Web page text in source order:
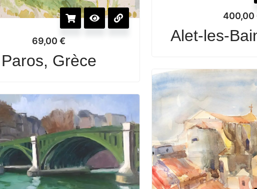
400,00
Alet-les-
69,00€
Paros, Grèce